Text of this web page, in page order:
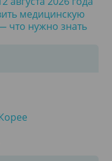
медицинскую
что нужно знать